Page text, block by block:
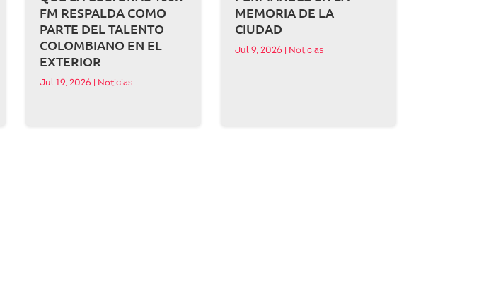
FM RESPALDA COMO
PARTE DEL TALENTO
COLOMBIANO EN EL
EXTERIOR
Jul 19, 2026 Noticias
MEMORIA DE LA
CIUDAD
Jul 9, 2026 Noticias